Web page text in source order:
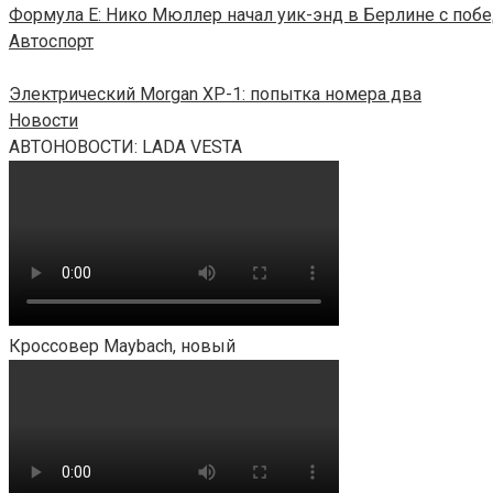
Формула E: Нико Мюллер начал уик-энд в Берлине с
Автоспорт
Электрический Morgan XP-1: попытка номера два
Новости
АВТОНОВОСТИ: LADA VESTA
Кроссовер Maybach, новый